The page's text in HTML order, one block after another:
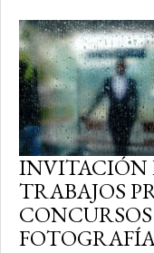
0
INVITACIÓN
TRABAJOS